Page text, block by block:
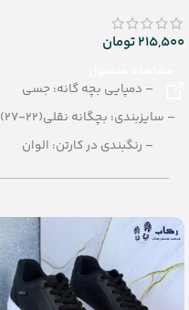
215,500تومان
– دمپایی بچه گانه: جسی
– سایزبندی: بچگانه نقلی(22-27)
– رنگبندی در کارتن: الوان
– تعداد در کارتن:30 جفت